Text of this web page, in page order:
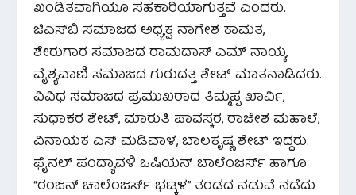
ಖಂಡಿತವಾಗಿಯೂ ಸಹಕಾರಿಯಾಗುತ್ತವೆ ಎಂದರು.
ಜಿಎಸ್‌ಬಿ ಸಮಾಜದ ಅಧ್ಯಕ್ಷ ನಾಗೇಶ ಕಾಮತ,
ಶೇರುಗಾರ ಸಮಾಜದ ರಾಮದಾಸ್ ಎಮ್ ನಾಯ್ಕ,
ವೈಶ್ಯವಾಣಿ ಸಮಾಜದ ಗುರುದತ್ತ ಶೇಟ್ ಮಾತನಾಡಿದರು.
ವಿವಿಧ ಸಮಾಜದ ಪ್ರಮುಖರಾದ ತಿಮ್ಮಪ್ಪ ಖಾರ್ವಿ,
ಸುಧಾಕರ ಶೇಟ್, ಮಾರುತಿ ಪಾವಸ್ಕರ, ರಾಜೇಶ ಮಹಾಲೆ,
ವಿನಾಯಕ ಎಸ್ ಮಡಿವಾಳ, ಬಾಲಕೃಷ್ಣ ಶೇಟ್ ಇದ್ದರು.
ಫೈನಲ್ ಪಂದ್ಯಾವಳಿ ಒಷಿಯನ್ ಚಾಲೆಂಜರ್ಸ್ ಹಾಗೂ
“ರಂಜನ್ ಚಾಲೆಂಜರ್ಸ್ ಭಟ್ಕಳ” ತಂಡದ ನಡುವೆ ನಡೆದು